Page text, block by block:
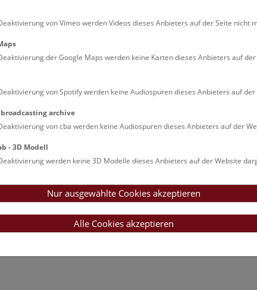
ist das NHM Wien in der Regel geschlossen.
von Vimeo werden Videos dieses Anbieters auf der Seite nicht
der Google Maps werden keine Karten dieses Anbieters auf
von Spotify werden keine Audiospuren dieses Anbieters auf
archive
von cba werden keine Audiospuren dieses Anbieters auf der
- 3D Modell
werden keine 3D Modelle dieses Anbieters auf der Website
Nur ausgewählte Cookies akzeptieren
Alle Cookies akzeptieren